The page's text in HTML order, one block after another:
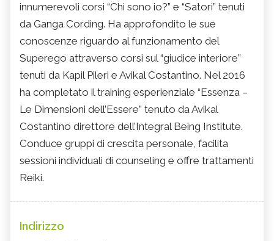
innumerevoli corsi “Chi sono io?” e “Satori” tenuti
da Ganga Cording. Ha approfondito le sue
conoscenze riguardo al funzionamento del
Superego attraverso corsi sul “giudice interiore”
tenuti da Kapil Pileri e Avikal Costantino. Nel 2016
ha completato il training esperienziale “Essenza –
Le Dimensioni dell’Essere” tenuto da Avikal
Costantino direttore dell’Integral Being Institute.
Conduce gruppi di crescita personale, facilita
sessioni individuali di counseling e offre trattamenti
Reiki.
Indirizzo